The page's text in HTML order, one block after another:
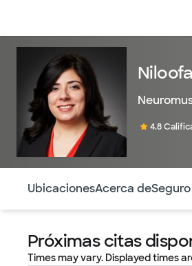
4.8
UbicacionesAcerca de
Próximas citas
Times may vary. Displayed times